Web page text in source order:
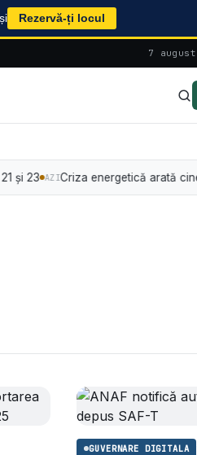
Rezervă-ți locul
7
AZI Criza energetică arată cine are
GUVERNARE DIGITALA